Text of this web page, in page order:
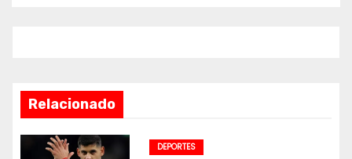
Relacionado
DEPORTES